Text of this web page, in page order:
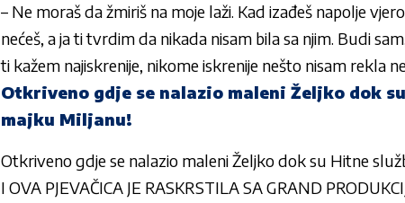
– Ne moraš da žmiriš na moje laži. Kad izađeš napolje
nećeš, a ja ti tvrdim da nikada nisam bila sa njim. Budi
ti kažem najiskrenije, nikome iskrenije nešto nisam rekla
Otkriveno gdje se nalazio maleni Željko dok
majku Miljanu!
Otkriveno gdje se nalazio maleni Željko dok su Hitne
I OVA PJEVAČICA JE RASKRSTILA SA GRAND